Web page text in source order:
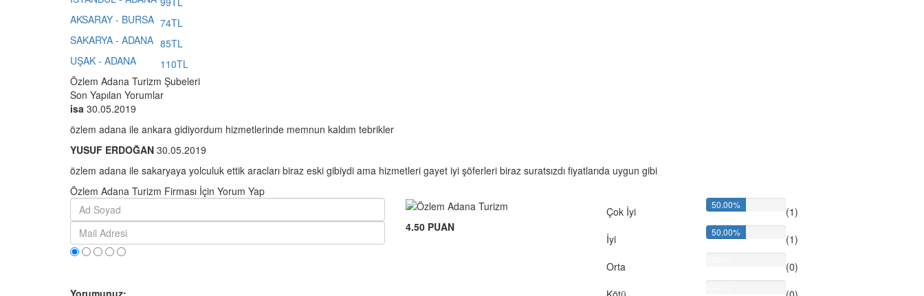
AKSARAY - BURSA 74TL
SAKARYA - ADANA 85TL
UŞAK - ADANA
110TL
Özlem Adana Turizm Şubeleri
Son Yapılan Yorumlar
isa 30.05.2019
özlem adana ile ankara gidiyordum hizmetlerinde memnun kaldım tebrikler
YUSUF ERDOĞAN 30.05.2019
özlem adana ile sakaryaya yolculuk ettik aracları biraz eski gibiydi ama hizmetleri gayet iyi şöferleri biraz suratsızdı fiyatlarıda uygun gibi
Özlem Adana Turizm Firması İçin Yorum Yap
Yorumunuz:
4.50 PUAN
Çok İyi
50.00%
(1)
İyi
50.00%
(1)
Orta
(0)